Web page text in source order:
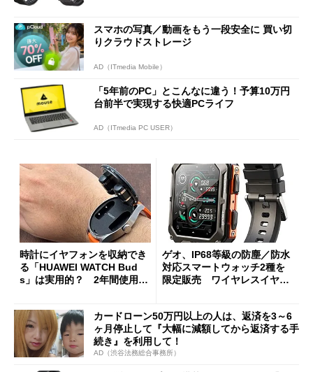
スマホの写真／動画をもう一段安全に 買い切
りクラウドストレージ
AD（ITmedia Mobile）
「5年前のPC」とこんなに違う！予算10万円
台前半で実現する快適PCライフ
AD（ITmedia PC USER）
時計にイヤフォンを収納でき
る「HUAWEI WATCH Bud
s」は実用的？ 2年間使用し
ゲオ、IP68等級の防塵／防水
対応スマートウォッチ2種を
限定販売 ワイヤレスイヤフ
カードローン50万円以上の人は、返済を3～6
ヶ月停止して『大幅に減額してから返済する手
続き』を利用して！
AD（渋谷法務総合事務所）